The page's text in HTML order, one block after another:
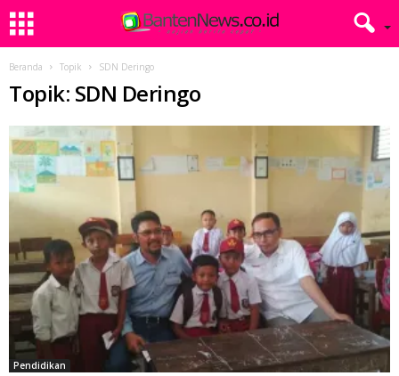
Beranda Topik SDN Deringo
Topik: SDN Deringo
Pendidikan